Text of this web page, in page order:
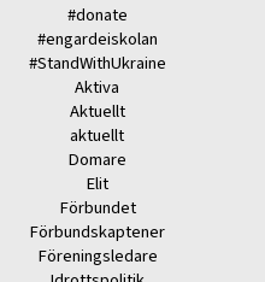
#donate
#engardeiskolan
#StandWithUkraine
Aktiva
Aktuellt
aktuellt
Domare
Elit
Förbundet
Förbundskaptener
Föreningsledare